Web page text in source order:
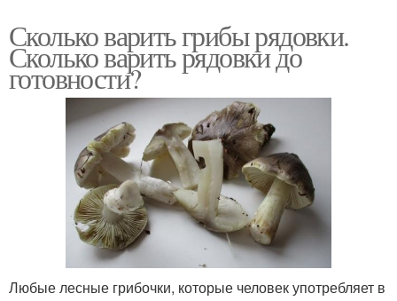
Сколько варить грибы рядовки.
Сколько варить рядовки до
готовности?
Любые лесные грибочки, которые человек употребляет в